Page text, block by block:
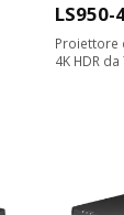
LS950-
Proiettore
4K HDR